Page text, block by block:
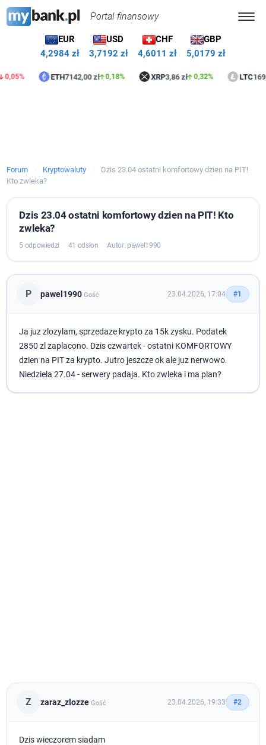
Portal finansowy
EUR
4,2984 zł
USD
3,7192 zł
CHF
4,6011 zł
GBP
5,0179 zł
ETH7142,00 zł 0,18% XRP3,86 zł 0,32% LTC169,67
Forum Kryptowaluty
Dzis 23.04 ostatni komfortowy dzien na PIT!
Kto zwleka?
Dzis 23.04 ostatni komfortowy dzien na PIT! Kto
zwleka?
5 odpowiedzi · 41 odsłon · Autor: pawel1990
P pawel1990 Gość 23.04.2026, 17:04 #1
Ja juz zlozylam, sprzedaze krypto za 15k zysku. Podatek
2850 zl zaplacono. Dzis czwartek - ostatni KOMFORTOWY
dzien na PIT za krypto. Jutro jeszcze ok ale juz nerwowo.
Niedziela 27.04 - serwery padaja. Kto zwleka i ma plan?
Z zaraz_zlozze Gość 23.04.2026, 19:33 #2
Dzis wieczorem siadam